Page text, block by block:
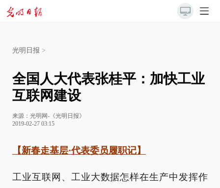
光明日报 >
全国人大代表张桂平：加快工业
互联网建设
来源： 光明网-《光明日报》
2019-02-27 03:15
【新春走基层·代表委员履职记】
工业互联网、工业大数据怎样在生产中发挥作